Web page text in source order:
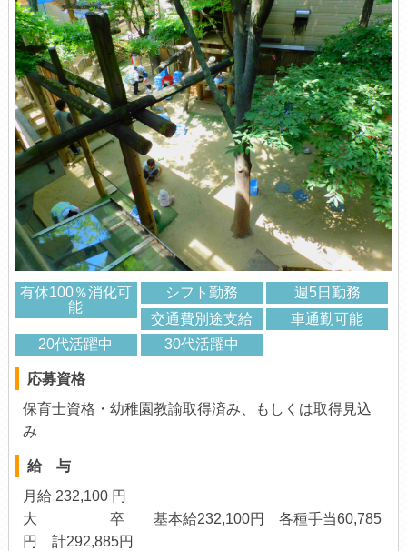
有休100％消化可
能
シフト勤務
週5日勤務
交通費別途支給
車通勤可能
20代活躍中
30代活躍中
応募資格
保育士資格・幼稚園教諭取得済み、もしくは取得見込
み
給 与
月給 232,100 円
大 卒 基本給232,100円 各種手当60,785
円 計292,885円